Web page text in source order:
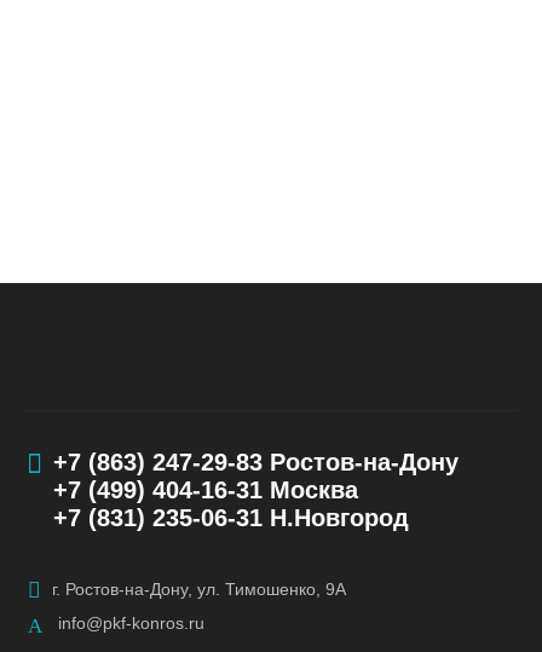
+7 (863) 247-29-83Ростов-на-Дону
+7 (499) 404-16-31Москва
+7 (831) 235-06-31Н.Новгород
г. Ростов-на-Дону, ул. Тимошенко, 9А
info@pkf-konros.ru